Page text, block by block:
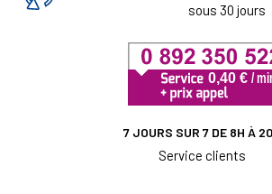
sous 30 jours
7 JOURS SUR 7 DE 8H À
Service clients